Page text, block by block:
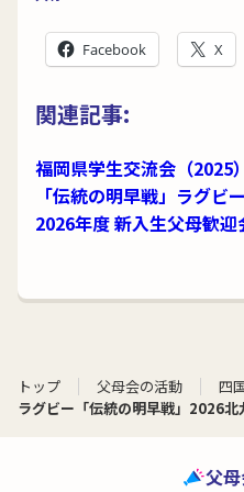
Facebook X
関連記事:
福岡県学生交流会（2025
「伝統の明早戦」ラグビ
2026年度 新入生父母歓
トップ 父母会の活動 四
ラグビー「伝統の明早戦」2026北
父